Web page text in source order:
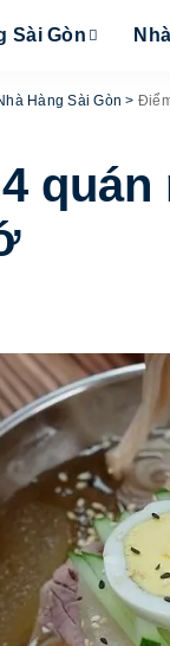
Sài Gòn
Hàng Sài Gòn >
quán